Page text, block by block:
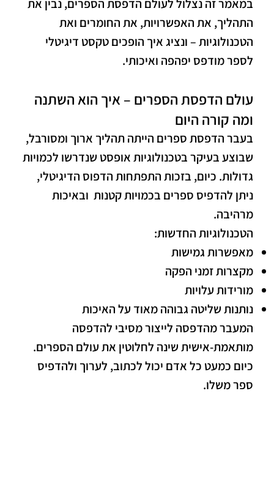
במאמר זה נצלול לעולם הדפסת הספרים, נבין את
התהליך, את האפשרויות, את החומרים ואת
הטכנולוגיות – ונציג איך הופכים טקסט דיגיטלי
לספר מודפס יפהפה ואיכותי.
עולם הדפסת הספרים – איך הוא השתנה
ומה קורה היום
בעבר הדפסת ספרים הייתה תהליך ארוך ומסורבל,
שבוצע בעיקר בטכנולוגיות אופסט שנדרשו לכמויות
גדולות. כיום, בזכות התפתחות הדפוס הדיגיטלי,
ניתן להדפיס ספרים בכמויות קטנות ובאיכות
מרהיבה.
הטכנולוגיות החדשות:
מאפשרות גמישות
מקצרות זמני הפקה
מורידות עלויות
נותנות שליטה גבוהה מאוד על האיכות
המעבר מהדפסה לייצור מסיבי להדפסה
מותאמת-אישית שינה לחלוטין את עולם הספרים.
כיום כמעט כל אדם יכול לכתוב, לערוך ולהדפיס
ספר משלו.